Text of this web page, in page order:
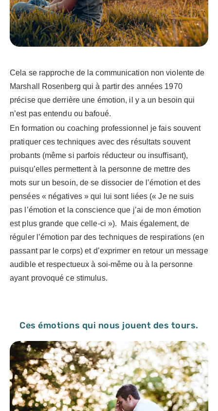
Cela se rapproche de la communication non violente de
Marshall Rosenberg qui à partir des années 1970
précise que derrière une émotion, il y a un besoin qui
n’est pas entendu ou bafoué.
En formation ou coaching professionnel je fais souvent
pratiquer ces techniques avec des résultats souvent
probants (même si parfois réducteur ou insuffisant),
puisqu’elles permettent à la personne de mettre des
mots sur un besoin, de se dissocier de l’émotion et des
pensées « négatives » qui lui sont liées (« Je ne suis
pas l’émotion et la conscience que j’ai de mon émotion
est plus grande que celle-ci »). Mais également, de
réguler l’émotion par des techniques de respirations (en
passant par le corps) et d’exprimer en retour un message
audible et respectueux à soi-même ou à la personne
ayant provoqué ce stimulus.
Ces émotions qui nous jouent des tours.